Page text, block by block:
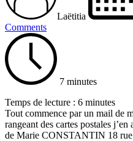
Laëtitia
Comments
7 minutes
Temps de lecture : 6 minutes
Tout commence par un mail de
rangeant des cartes postales
de Marie CONSTANTIN 18